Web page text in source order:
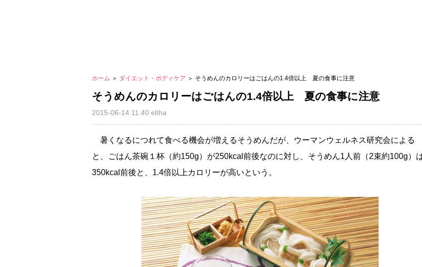
ホーム ＞ ダイエット・ボディケア ＞ そうめんのカロリーはごはんの1.4倍以上 夏の食事に注意
そうめんのカロリーはごはんの1.4倍以上 夏の食事に注意
2015-06-14 11:40 eltha
暑くなるにつれて食べる機会が増えるそうめんだが、ウーマンウェルネス研究会による
と、ごはん茶碗１杯（約150g）が250kcal前後なのに対し、そうめん1人前（2束約100g）
350kcal前後と、1.4倍以上カロリーが高いという。